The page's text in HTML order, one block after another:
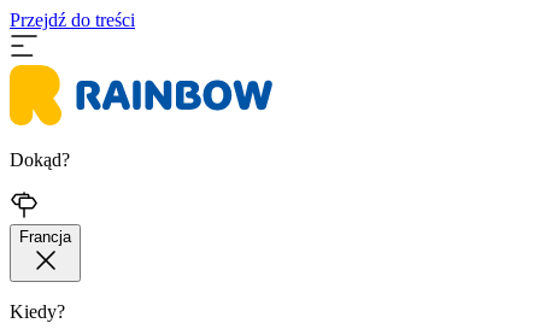
Przejdź do treści
Dokąd?
Francja
Kiedy?